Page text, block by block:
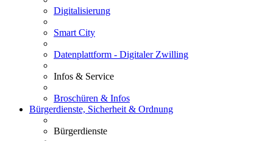
Digitalisierung
Smart City
Datenplattform - Digitaler Zwilling
Infos & Service
Broschüren & Infos
Bürgerdienste, Sicherheit & Ordnung
Bürgerdienste